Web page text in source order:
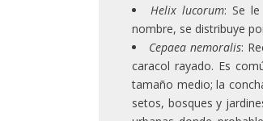
Helix lucorum: Se
nombre, se distribuye
Cepaea nemoralis:
caracol rayado. Es
tamaño medio; la
setos, bosques y